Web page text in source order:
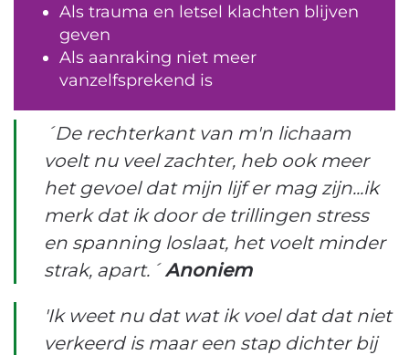
Als trauma en letsel klachten blijven
geven
Als aanraking niet meer
vanzelfsprekend is
´De rechterkant van m'n lichaam
voelt nu veel zachter, heb ook meer
het gevoel dat mijn lijf er mag zijn...ik
merk dat ik door de trillingen stress
en spanning loslaat, het voelt minder
strak, apart.´Anoniem
'Ik weet nu dat wat ik voel dat dat niet
verkeerd is maar een stap dichter bij